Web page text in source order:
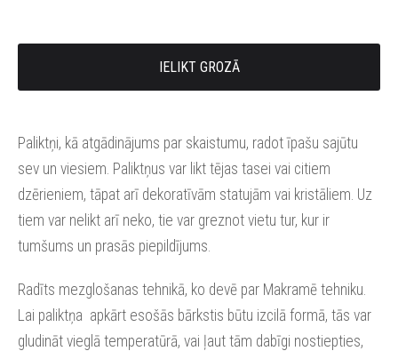
IELIKT GROZĀ
Paliktņi, kā atgādinājums par skaistumu, radot īpašu sajūtu
sev un viesiem. Paliktņus var likt tējas tasei vai citiem
dzērieniem, tāpat arī dekoratīvām statujām vai kristāliem. Uz
tiem var nelikt arī neko, tie var greznot vietu tur, kur ir
tumšums un prasās piepildījums.
Radīts mezglošanas tehnikā, ko devē par Makramē tehniku.
Lai paliktņa apkārt esošās bārkstis būtu izcilā formā, tās var
gludināt vieglā temperatūrā, vai ļaut tām dabīgi nostiepties,